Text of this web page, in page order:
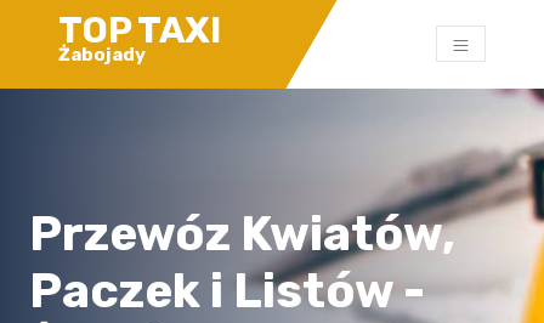
TOP TAXI
Żabojady
Przewóz Kwiatów,
Paczek i Listów -